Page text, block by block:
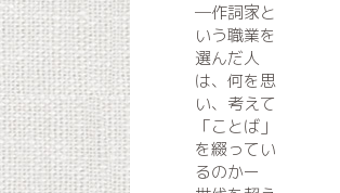
―作詞家と
いう職業を
選んだ人
は、何を思
い、考えて
「ことば」
を綴ってい
るのかー